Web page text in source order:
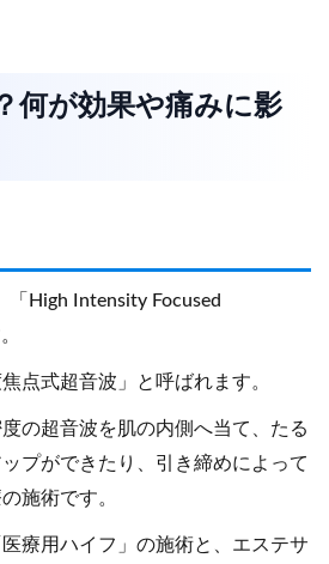
何が効果や痛みに影
High Intensity Focused
点式超音波」と呼ばれます。
の超音波を肌の内側へ当て、たる
プができたり、引き締めによって
施術です。
療用ハイフ」の施術と、エステサ